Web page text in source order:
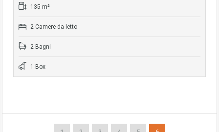
135 m²
2 Camere da letto
2 Bagni
1 Box